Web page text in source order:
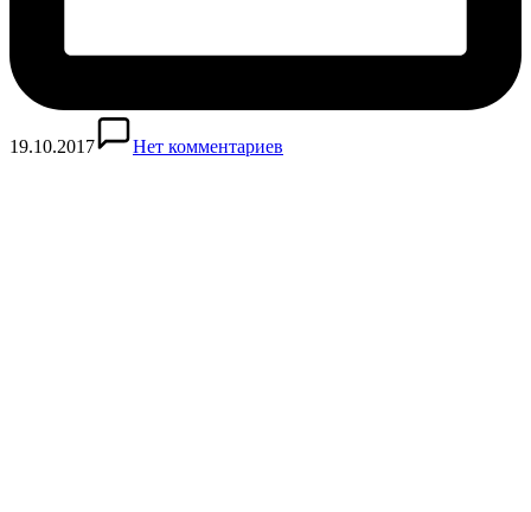
19.10.2017 Нет комментариев